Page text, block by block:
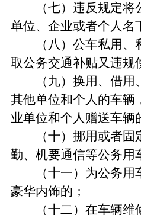
（七）违反规定将
单位、企业或者个人名
（八）公车私用、
取公务交通补贴又违规
（九）换用、借用
其他单位和个人的车辆
业单位和个人赠送车辆
（十）挪用或者固
勤、机要通信等公务用
（十一）为公务用
豪华内饰的；
（十二）在车辆维